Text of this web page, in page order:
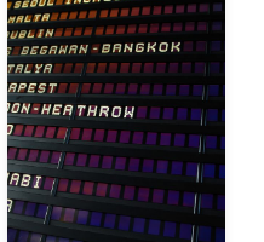
залы Mastercard и
Tungsram и сервис
bud:vip — с
расценками на 2026
год для
самостоятельного
входа, часами
работы и доступом
Priority Pass.